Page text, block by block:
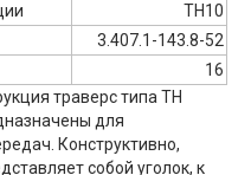
ТН10
3.407.1-143.8-52
16
траверс типа ТН
для
Конструктивно,
собой уголок, к